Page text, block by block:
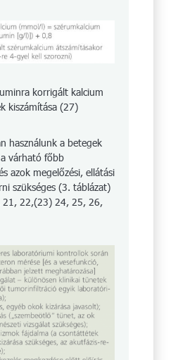
korrigált kalcium
kiszámítása (27)
használunk a betegek
várható főbb
azok megelőzési, ellátási
szükséges (3. táblázat)
22,(23) 24, 25, 26,